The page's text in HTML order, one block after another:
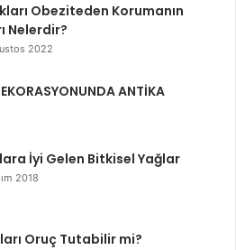
Obeziteden Korumanın
Nelerdir?
2022
ANTİKA
İyi Gelen Bitkisel Yağlar
2018
Oruç Tutabilir mi?